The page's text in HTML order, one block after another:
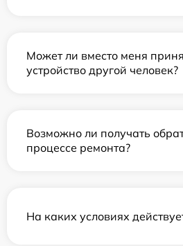
Может ли вместо меня
устройство другой человек?
Возможно ли получать
процессе ремонта?
На каких условиях